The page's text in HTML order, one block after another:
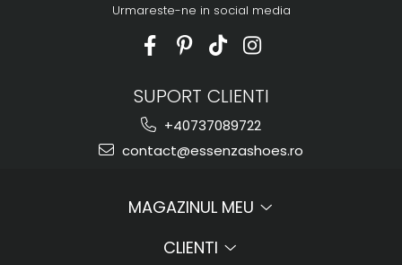
Urmareste-ne in social media
SUPORT CLIENTI
+40737089722
contact@essenzashoes.ro
MAGAZINUL MEU
CLIENTI